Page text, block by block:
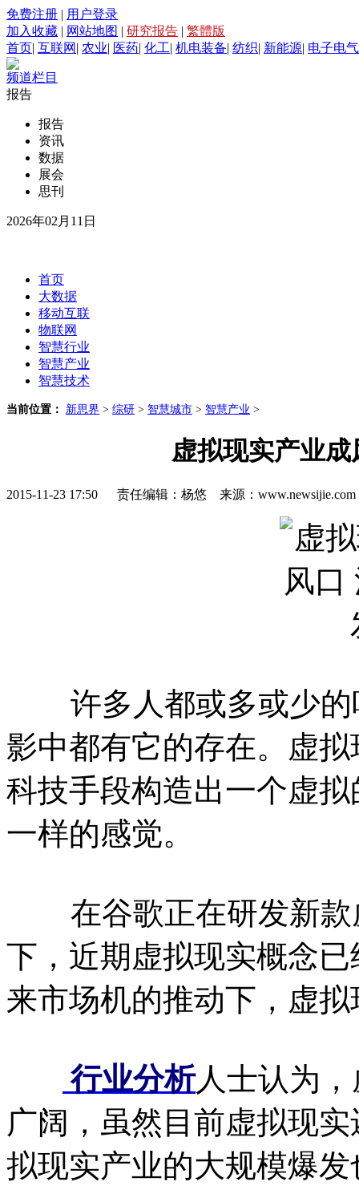
免费注册 | 用户登录
加入收藏 | 网站地图 | 研究报告 | 繁體版
首页| 互联网 | 农业| 医药| 化工| 机电装备| 纺织| 新能源| 电子电气
频道栏目
报告
报告
资讯
数据
展会
思刊
2026年02月11日
首页
大数据
移动互联
物联网
智慧行业
智慧产业
智慧技术
当前位置： 新思界 > 综研 > 智慧城市 > 智慧产业 >
虚拟现实产业
2015-11-23 17:50 责任编辑：杨悠 来源：
许多人都或多或少的
影中都有它的存在。虚
科技手段构造出一个虚
一样的感觉。
在谷歌正在研发新款
下，近期虚拟现实概念
来市场机的推动下，虚
行业分析人士认为
广阔，虽然目前虚拟现
拟现实产业的大规模爆